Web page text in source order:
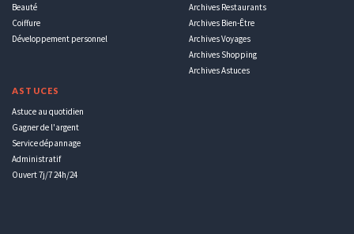
Beauté
Coiffure
Développement personnel
ASTUCES
Astuce au quotidien
Gagner de l'argent
Service dépannage
Administratif
Ouvert 7j/7 24h/24
Archives Restaurants
Archives Bien-Être
Archives Voyages
Archives Shopping
Archives Astuces